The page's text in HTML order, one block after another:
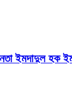
ইমদাদুল হক